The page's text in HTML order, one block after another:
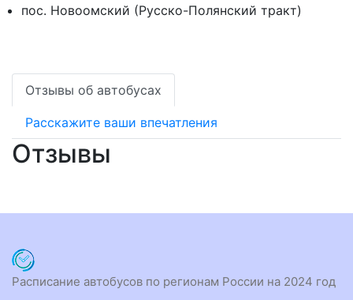
пос. Новоомский (Русско-Полянский тракт)
Отзывы об автобусах
Расскажите ваши впечатления
Отзывы
Расписание автобусов по регионам России на 2024 год